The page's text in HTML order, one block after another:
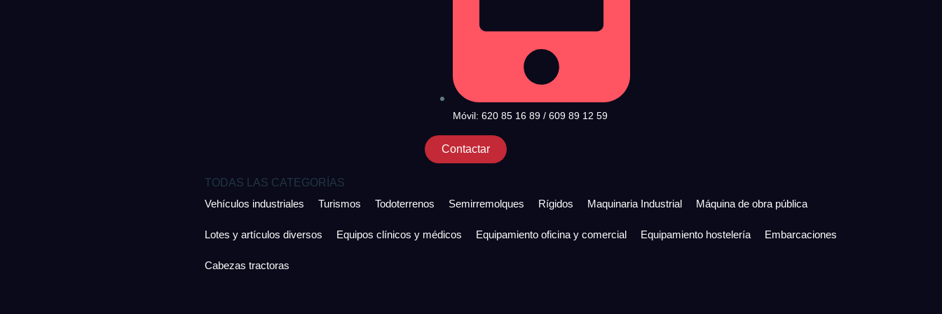
Móvil: 620 85 16 89 / 609 89 12 59
Contactar
TODAS LAS CATEGORÍAS
Vehículos industriales
Turismos Todoterrenos Semirremolques Rígidos Maquinaria Industrial Máquina de obra pública
Lotes y artículos diversos Equipos clínicos y médicos Equipamiento oficina y comercial Equipamiento hostelería Embarcaciones
Cabezas tractoras